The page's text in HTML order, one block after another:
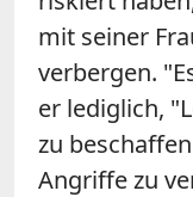
mit seiner
verbergen.
er lediglich,
zu
Angriffe zu